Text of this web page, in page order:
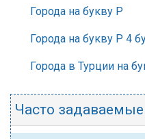
Города на букву Р
Города на букву Р 4
Города в Турции на
Часто